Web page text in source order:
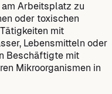
Arbeitsplatz zu
oder toxischen
mit
Lebensmitteln oder
Beschäftigte mit
Mikroorganismen in